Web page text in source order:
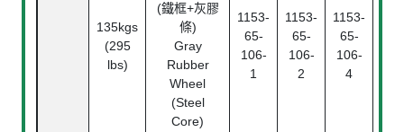
135kgs
(295
lbs)
(鐵框+灰膠
條)
Gray
Rubber
Wheel
(Steel
Core)
1153-
65-
106-
1
1153-
65-
106-
2
1153-
65-
106-
4